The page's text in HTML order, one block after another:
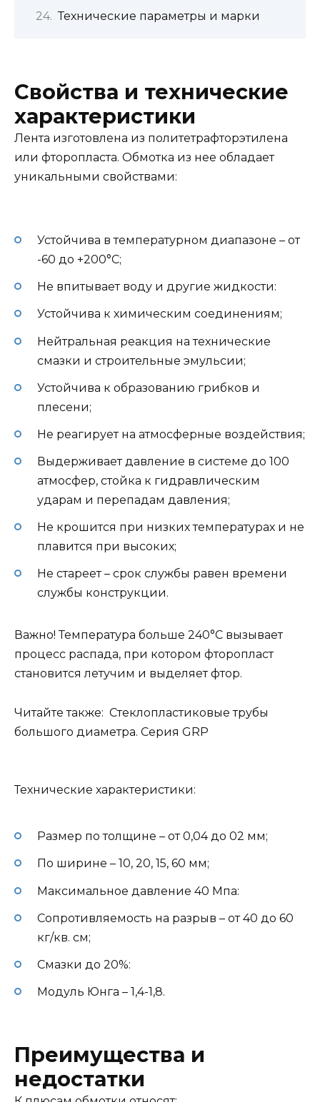
Технические параметры и марки
Свойства и технические
характеристики
Лента изготовлена из политетрафторэтилена
или фторопласта. Обмотка из нее обладает
уникальными свойствами:
Устойчива в температурном диапазоне – от
-60 до +200°С;
Не впитывает воду и другие жидкости:
Устойчива к химическим соединениям;
Нейтральная реакция на технические
смазки и строительные эмульсии;
Устойчива к образованию грибков и
плесени;
Не реагирует на атмосферные воздействия;
Выдерживает давление в системе до 100
атмосфер, стойка к гидравлическим
ударам и перепадам давления;
Не крошится при низких температурах и не
плавится при высоких;
Не стареет – срок службы равен времени
службы конструкции.
Важно! Температура больше 240°С вызывает
процесс распада, при котором фторопласт
становится летучим и выделяет фтор.
Читайте также: Стеклопластиковые трубы
большого диаметра. Серия GRP
Технические характеристики:
Размер по толщине – от 0,04 до 02 мм;
По ширине – 10, 20, 15, 60 мм;
Максимальное давление 40 Мпа:
Сопротивляемость на разрыв – от 40 до 60
кг/кв. см;
Смазки до 20%:
Модуль Юнга – 1,4-1,8.
Преимущества и
недостатки